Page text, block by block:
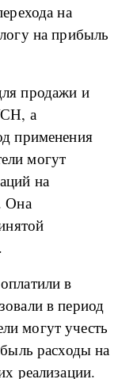
на
на прибыль
продажи и
а
применения
могут
на
Она
в
в период
могут учесть
расходы на
реализации.